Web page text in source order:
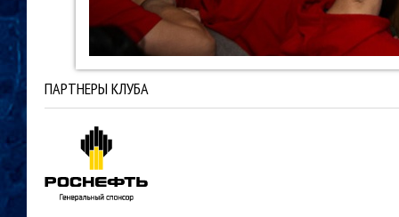
ПАРТНЕРЫ КЛУБА